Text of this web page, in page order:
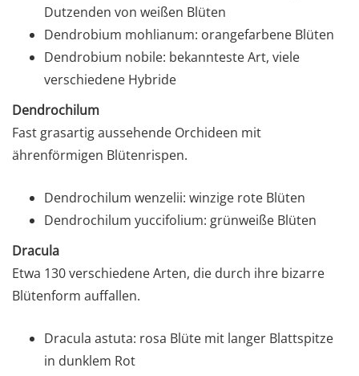
Dutzenden von weißen Blüten
Dendrobium mohlianum: orangefarbene Blüten
Dendrobium nobile: bekannteste Art, viele
verschiedene Hybride
Dendrochilum
Fast grasartig aussehende Orchideen mit
ährenförmigen Blütenrispen.
Dendrochilum wenzelii: winzige rote Blüten
Dendrochilum yuccifolium: grünweiße Blüten
Dracula
Etwa 130 verschiedene Arten, die durch ihre bizarre
Blütenform auffallen.
Dracula astuta: rosa Blüte mit langer Blattspitze
in dunklem Rot